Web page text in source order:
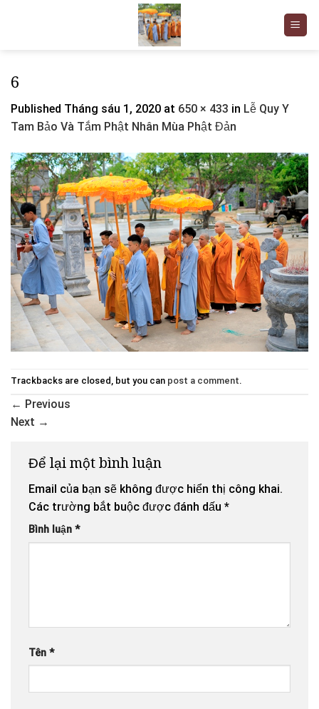
6
Published Tháng sáu 1, 2020 at 650 × 433 in Lễ Quy Y
Tam Bảo Và Tắm Phật Nhân Mùa Phật Đản
Trackbacks are closed, but you can post a comment.
← Previous
Next →
Để lại một bình luận
Email của bạn sẽ không được hiển thị công khai.
Các trường bắt buộc được đánh dấu *
Bình luận *
Tên *